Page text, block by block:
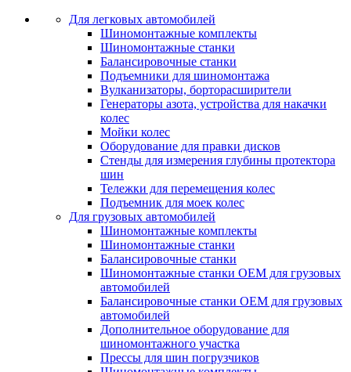
Для легковых автомобилей
Шиномонтажные комплекты
Шиномонтажные станки
Балансировочные станки
Подъемники для шиномонтажа
Вулканизаторы, борторасширители
Генераторы азота, устройства для накачки
колес
Мойки колес
Оборудование для правки дисков
Стенды для измерения глубины протектора
шин
Тележки для перемещения колес
Подъемник для моек колеc
Для грузовых автомобилей
Шиномонтажные комплекты
Шиномонтажные станки
Балансировочные станки
Шиномонтажные станки ОЕМ для грузовых
автомобилей
Балансировочные станки ОЕМ для грузовых
автомобилей
Дополнительное оборудование для
шиномонтажного участка
Прессы для шин погрузчиков